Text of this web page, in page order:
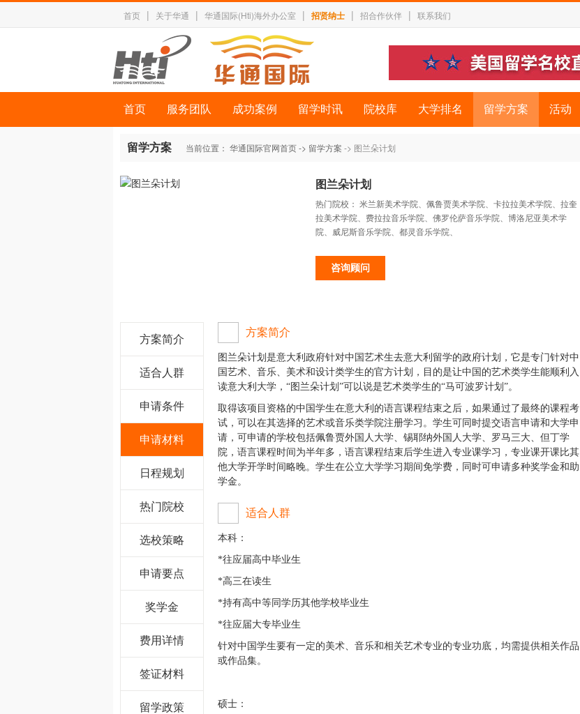
首页 | 关于华通 | 华通国际(Hti)海外办公室 | 招贤纳士 | 招合作伙伴 | 联系我们
首页 服务团队 成功案例 留学时讯 院校库 大学排名 留学方案 活动
留学方案 当前位置： 华通国际官网首页-> 留学方案 -> 图兰朵计划
图兰朵计划
热门院校： 米兰新美术学院、佩鲁贾美术学院、卡拉拉美术学院、拉奎
拉美术学院、费拉拉音乐学院、佛罗伦萨音乐学院、博洛尼亚美术学
院、威尼斯音乐学院、都灵音乐学院、
咨询顾问
方案简介
适合人群
申请条件
申请材料
日程规划
热门院校
选校策略
申请要点
奖学金
费用详情
签证材料
留学政策
方案简介
图兰朵计划是意大利政府针对中国艺术生去意大利留学的政府计划，它是专门针对中
国艺术、音乐、美术和设计类学生的官方计划，目的是让中国的艺术类学生能顺利入
读意大利大学，“图兰朵计划”可以说是艺术类学生的“马可波罗计划”。
取得该项目资格的中国学生在意大利的语言课程结束之后，如果通过了最终的课程考
试，可以在其选择的艺术或音乐类学院注册学习。学生可同时提交语言申请和大学申
请，可申请的学校包括佩鲁贾外国人大学、锡耶纳外国人大学、罗马三大、但丁学
院，语言课程时间为半年多，语言课程结束后学生进入专业课学习，专业课开课比其
他大学开学时间略晚。学生在公立大学学习期间免学费，同时可申请多种奖学金和助
学金。
适合人群
本科：
*往应届高中毕业生
*高三在读生
*持有高中等同学历其他学校毕业生
*往应届大专毕业生
针对中国学生要有一定的美术、音乐和相关艺术专业的专业功底，均需提供相关作品
或作品集。
硕士：